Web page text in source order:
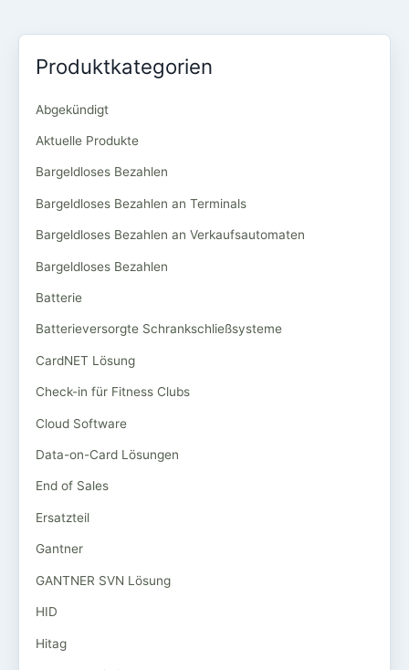
Produktkategorien
Abgekündigt
Aktuelle Produkte
Bargeldloses Bezahlen
Bargeldloses Bezahlen an Terminals
Bargeldloses Bezahlen an Verkaufsautomaten
Bargeldloses Bezahlen
Batterie
Batterieversorgte Schrankschließsysteme
CardNET Lösung
Check-in für Fitness Clubs
Cloud Software
Data-on-Card Lösungen
End of Sales
Ersatzteil
Gantner
GANTNER SVN Lösung
HID
Hitag